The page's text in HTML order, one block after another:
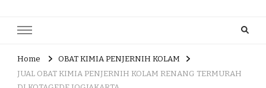
Home
OBAT KIMIA PENJERNIH KOLAM
JUAL OBAT KIMIA PENJERNIH KOLAM RENANG TERMURAH